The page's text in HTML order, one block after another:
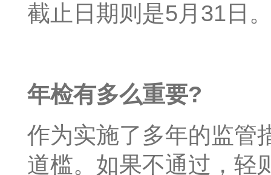
截止日期则是5月31日
年检有多么重要?
作为实施了多年的监管
道槛。如果不通过，轻